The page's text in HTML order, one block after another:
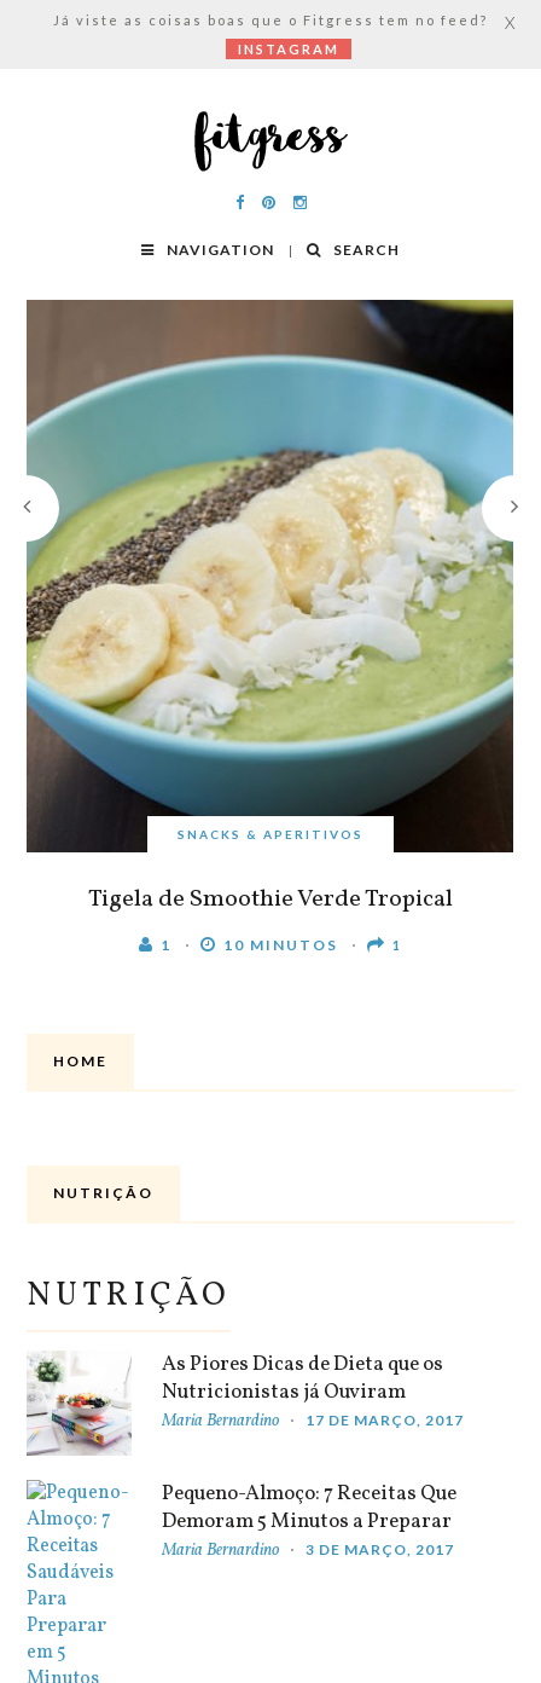
NAVIGATION SEARCH
SNACKS & APERITIVOS
Tigela de Smoothie Verde Tropical
1 10 MINUTOS 1
HOME
NUTRIÇÃO
NUTRIÇÃO
As Piores Dicas de Dieta que os
Nutricionistas já Ouviram
Maria Bernardino 17 DE MARÇO, 2017
Pequeno-Almoço: 7 Receitas Que
Demoram 5 Minutos a Preparar
Maria Bernardino 3 DE MARÇO, 2017
Já viste as coisas boas que o Fitgress tem no feed?
INSTAGRAM
X